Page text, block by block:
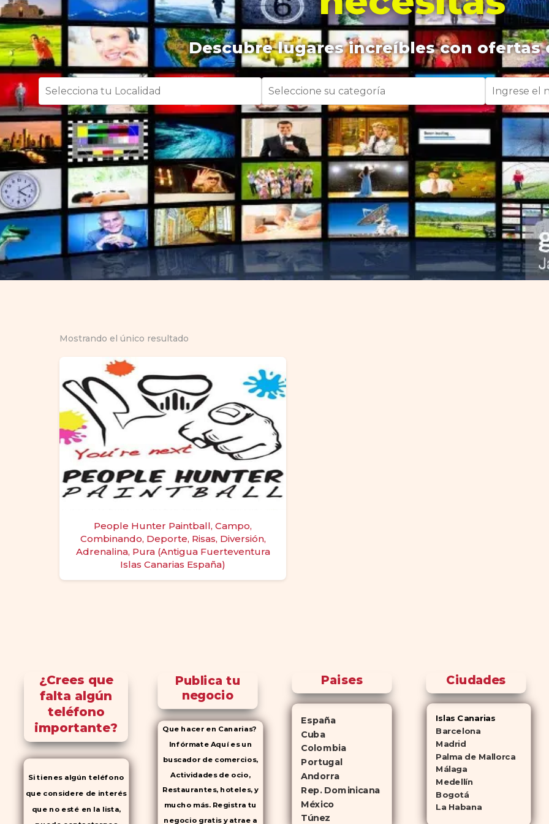
Descubre lugares increíbles con ofertas
Mostrando el único resultado
People Hunter Paintball, Campo,
Combinando, Deporte, Risas, Diversión,
Adrenalina, Pura (Antigua Fuerteventura
Islas Canarias España)
¿Crees que
falta algún
teléfono
importante?
Si tienes algún teléfono
que considere de interés
que no esté en la lista,
Publica tu
negocio
Que hacer en Canarias?
Infórmate Aquí es un
buscador de comercios,
Actividades de ocio,
Restaurantes, hoteles, y
mucho más. Registra tu
negocio gratis y atrae a
Paises
España
Cuba
Colombia
Portugal
Andorra
Rep. Dominicana
México
Túnez
Ciudades
Islas Canarias
Barcelona
Madrid
Palma de Mallorca
Málaga
Medellín
Bogotá
La Habana